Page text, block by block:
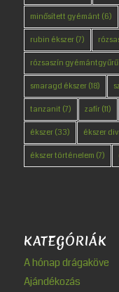
minősített gyémánt (6)
rubin ékszer(7)
rózsaszín gyémántgyűrű
smaragd ékszer(18)
tanzanit (7) zafír(11)
ékszer(33) ékszer
ékszer történelem (7)
KATEGÓRIÁK
A hónap drágaköve
Ajándékozás